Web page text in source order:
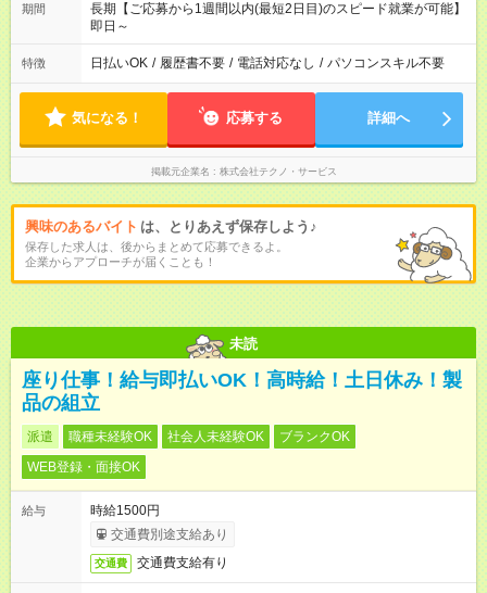
期間
長期【ご応募から1週間以内(最短2日目)のスピード就業が可能】
即日～
特徴 日払いOK / 履歴書不要 / 電話対応なし / パソコンスキル不要
気になる！ 応募する 詳細へ
掲載元企業名 株式会社テクノ・サービス
興味のあるバイト は、とりあえず保存しよう♪
保存した求人は、後からまとめて応募できるよ。
企業からアプローチが届くことも！
未読
座り仕事！給与即払いOK！高時給！土日休み！製
品の組立
派遣 職種未経験OK 社会人未経験OK
ブランクOK
WEB登録・面接OK
給与
時給1500円
交通費別途支給あり
交通費 交通費支給有り